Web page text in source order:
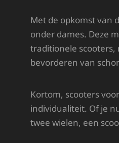
Met de opkomst van
onder dames. Deze
traditionele
bevorderen van
Kortom, scooters
individualiteit. Of je
twee wielen, een